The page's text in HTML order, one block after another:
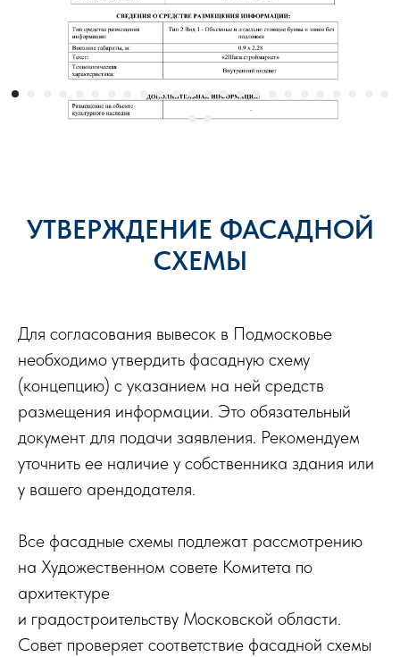
УТВЕРЖДЕНИЕ ФАСАДНОЙ
СХЕМЫ
Для согласования вывесок в Подмосковье
необходимо утвердить фасадную схему
(концепцию) с указанием на ней средств
размещения информации. Это обязательный
документ для подачи заявления. Рекомендуем
уточнить ее наличие у собственника здания или
у вашего арендодателя.
Все фасадные схемы подлежат рассмотрению
на Художественном совете Комитета по
архитектуре
и градостроительству Московской области.
Совет проверяет соответствие фасадной схемы